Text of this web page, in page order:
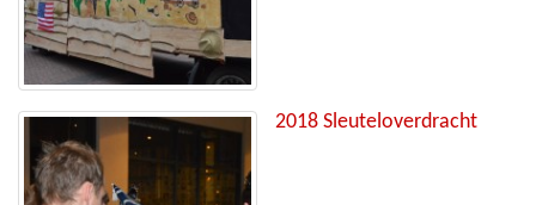
2018 Sleuteloverdracht